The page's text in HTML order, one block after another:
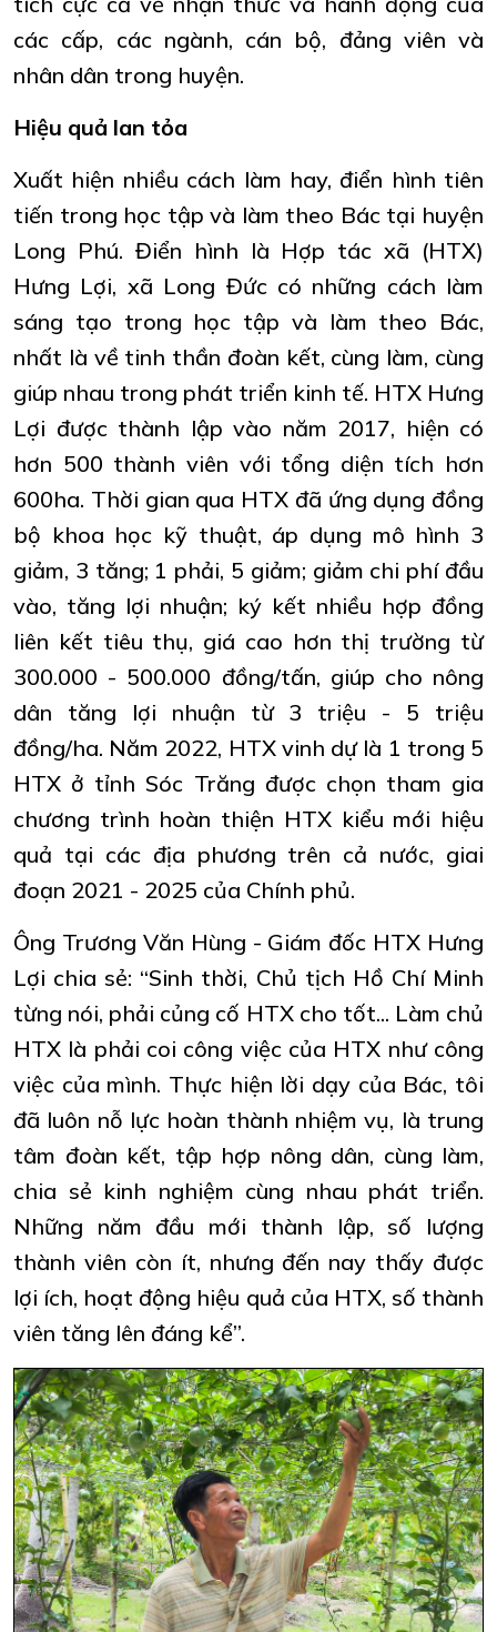
các cấp, các ngành, cán bộ, đảng viên và
nhân dân trong huyện.
Hiệu quả lan tỏa
Xuất hiện nhiều cách làm hay, điển hình tiên
tiến trong học tập và làm theo Bác tại huyện
Long Phú. Điển hình là Hợp tác xã (HTX)
Hưng Lợi, xã Long Đức có những cách làm
sáng tạo trong học tập và làm theo Bác,
nhất là về tinh thần đoàn kết, cùng làm, cùng
giúp nhau trong phát triển kinh tế. HTX Hưng
Lợi được thành lập vào năm 2017, hiện có
hơn 500 thành viên với tổng diện tích hơn
600ha. Thời gian qua HTX đã ứng dụng đồng
bộ khoa học kỹ thuật, áp dụng mô hình 3
giảm, 3 tăng; 1 phải, 5 giảm; giảm chi phí đầu
vào, tăng lợi nhuận; ký kết nhiều hợp đồng
liên kết tiêu thụ, giá cao hơn thị trường từ
300.000 - 500.000 đồng/tấn, giúp cho nông
dân tăng lợi nhuận từ 3 triệu - 5 triệu
đồng/ha. Năm 2022, HTXvinh dự là 1 trong 5
HTX ở tỉnh Sóc Trăng được chọn tham gia
chương trình hoàn thiện HTXkiểu mới hiệu
quả tại các địa phương trên cả nước, giai
đoạn 2021 - 2025 của Chính phủ.
Ông Trương Văn Hùng - Giám đốc HTX Hưng
Lợi chia sẻ: “Sinh thời, Chủ tịch Hồ Chí Minh
từng nói, phải củng cố HTXcho tốt... Làm chủ
HTX là phải coi công việc của HTX như công
việc của mình. Thực hiện lời dạy của Bác, tôi
đã luôn nỗ lực hoàn thành nhiệm vụ, là trung
tâm đoàn kết, tập hợp nông dân, cùng làm,
chia sẻ kinh nghiệm cùng nhau phát triển.
Những năm đầu mới thành lập, số lượng
thành viên còn ít, nhưng đến nay thấy được
lợi ích, hoạt động hiệu quả của HTX, số thành
viên tăng lên đáng kể”.